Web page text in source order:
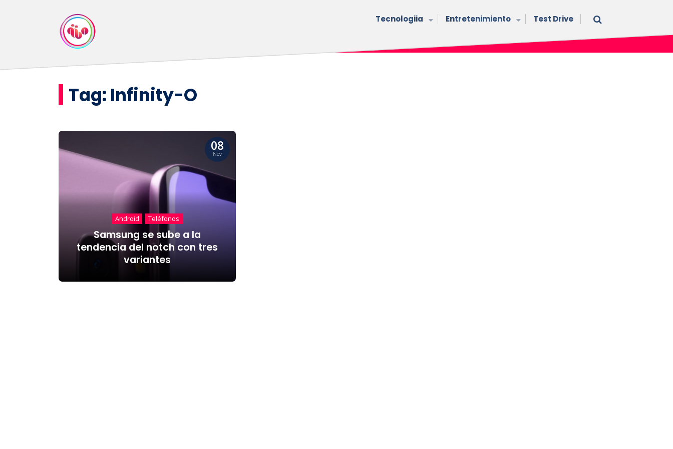
Tecnologiia Entretenimiento Test Drive
Tag: Infinity-O
08
Nov
Android Teléfonos
Samsung se sube a la
tendencia del notch con tres
variantes